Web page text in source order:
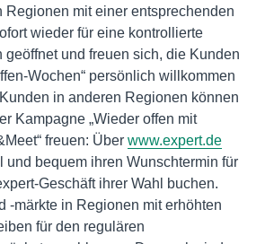
Regionen mit einer entsprechenden
wieder für eine kontrollierte
und freuen sich, die Kunden
Wochen“ persönlich willkommen
in anderen Regionen können
Kampagne „Wieder offen mit
freuen: Über www.expert.de
und bequem ihren Wunschtermin für
Geschäft ihrer Wahl buchen.
-märkte in Regionen mit erhöhten
für den regulären